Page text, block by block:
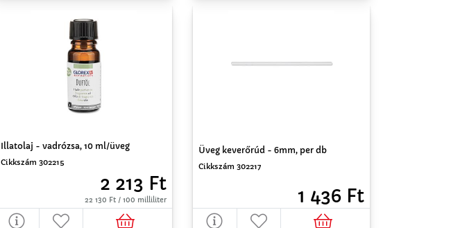
Illatolaj - vadrózsa, 10 ml/üveg
Cikkszám 302215
2 213 Ft
22 130 Ft / 100 milliliter
Üveg keverőrúd - 6mm, per db
Cikkszám 302217
1 436 Ft